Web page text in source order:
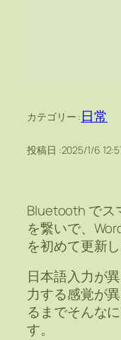
カテゴリー : 日常
投稿日 :2025/1/6
Bluetooth でス
を繋いで、
を初めて更新し
日本語入力が
力する感覚が
るまでそんな
す。